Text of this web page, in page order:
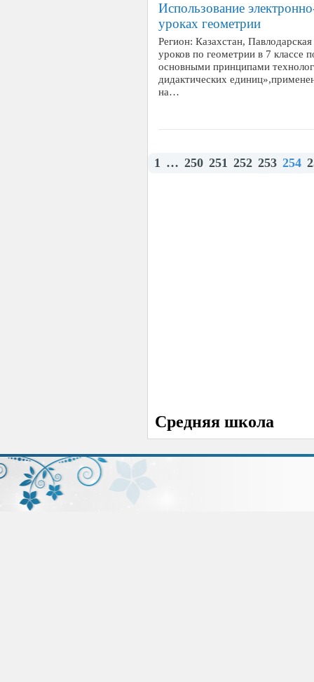
Использование
уроках геометрии
Регион: Казахстан,
уроков по геометрии в 7 классе
основными принципами
дидактических
на…
1 … 250 251 252 253 254
Средняя школа